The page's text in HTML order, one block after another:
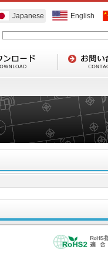
Japanese English